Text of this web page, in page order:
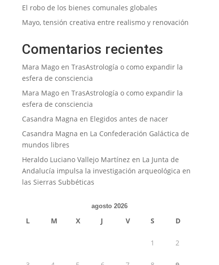
El robo de los bienes comunales globales
Mayo, tensión creativa entre realismo y renovación
Comentarios recientes
Mara Magoen TrasAstrología o como expandir la
esfera de consciencia
Mara Magoen TrasAstrología o como expandir la
esfera de consciencia
Casandra Magna en Elegidos antes de nacer
Casandra Magna en La Confederación Galáctica de
mundos libres
Heraldo Luciano Vallejo Martínez en La Junta de
Andalucía impulsa la investigación arqueológica en
las Sierras Subbéticas
agosto 2026
L M X J V S D
1 2